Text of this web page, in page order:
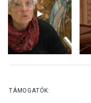
TÁMOGATÓK: